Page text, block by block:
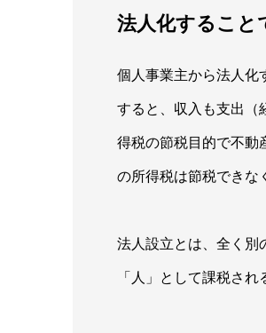
法人化すること
個人事業主から法人化
すると、収入も支出（
得税の節税目的で不動
の所得税は節税できな
法人設立とは、全く別
「人」として課税され